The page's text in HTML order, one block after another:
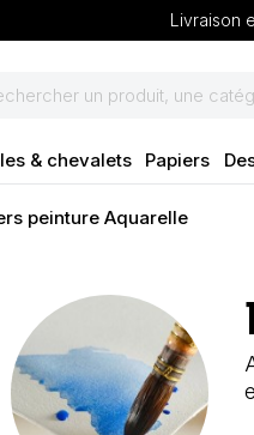
Livraison
& chevalets Papiers
peinture Aquarelle